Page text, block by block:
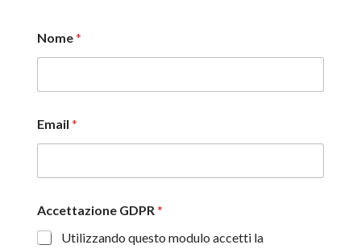
Nome*
Email *
Accettazione GDPR*
Utilizzando questo modulo accetti la